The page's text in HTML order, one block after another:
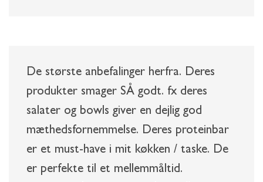
De største anbefalinger herfra. Deres
produkter smager SÅ godt. fx deres
salater og bowls giver en dejlig god
mæthedsfornemmelse. Deres proteinbar
er et must-have i mit køkken / taske. De
er perfekte til et mellemmåltid.